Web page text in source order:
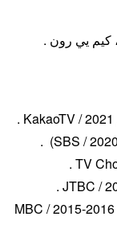
إغراء ساحر – شين أون سو (المراهقة ) – MBC / 2015-2016